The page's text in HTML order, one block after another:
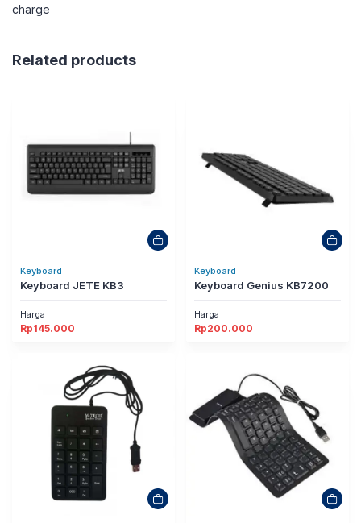
charge
Related products
Keyboard
Keyboard JETE KB3
Harga
Rp145.000
Keyboard
Keyboard Genius KB7200
Harga
Rp200.000